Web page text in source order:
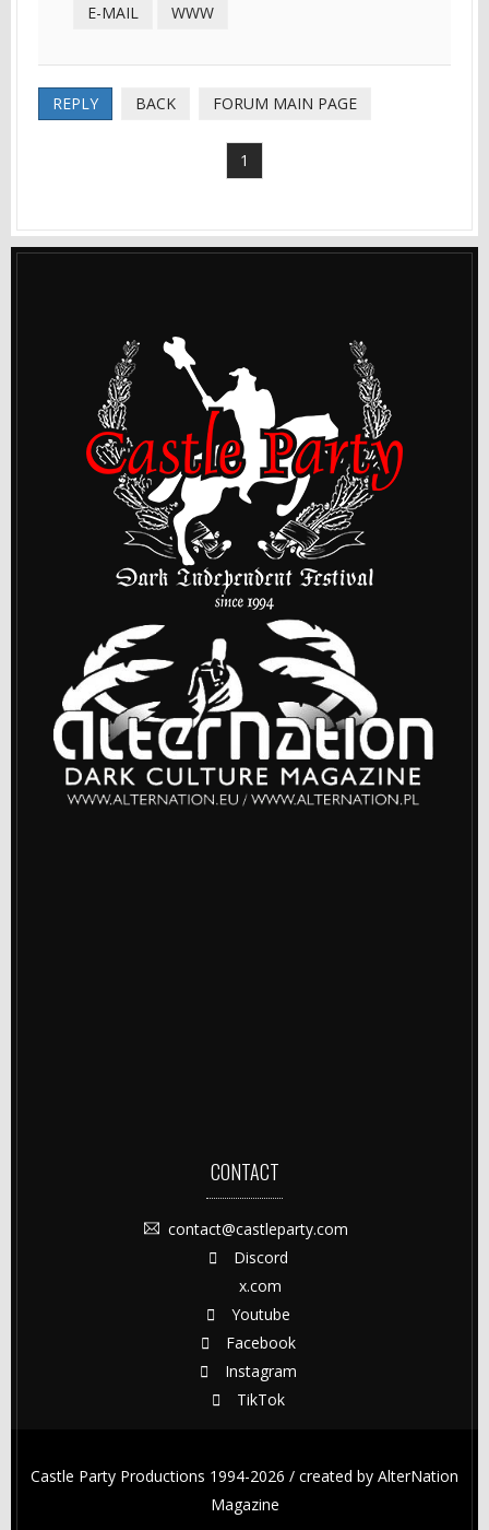
E-MAIL WWW
REPLY BACK FORUM MAIN PAGE
1
CONTACT
contact@castleparty.com
Discord
x.com
Youtube
Facebook
Instagram
TikTok
Castle Party Productions 1994-2026 / created by AlterNation
Magazine